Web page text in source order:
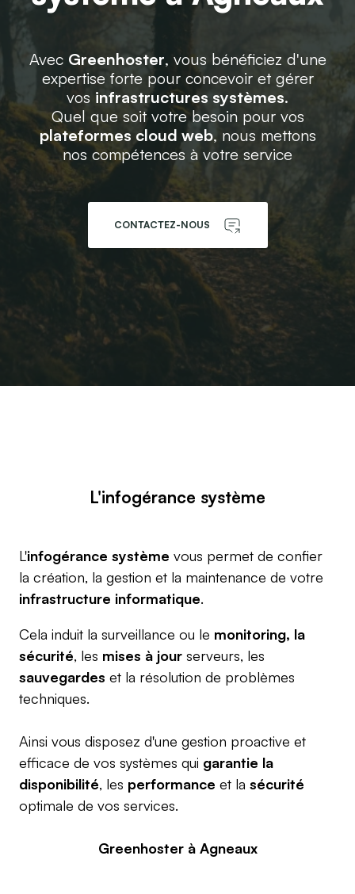
Avec Greenhoster, vous bénéficiez d'une
expertise forte pour concevoir et gérer
vos infrastructures systèmes.
Quel que soit votre besoin pour vos
plateformes cloud web, nous mettons
nos compétences à votre service
CONTACTEZ-NOUS
L'infogérance système
L'infogérance système vous permet de confier
la création, la gestion et la maintenance de votre
infrastructure informatique.
Cela induit la surveillance ou le monitoring, la
sécurité, les mises à jour serveurs, les
sauvegardes et la résolution de problèmes
techniques.
Ainsi vous disposez d'une gestion proactive et
efficace de vos systèmes qui garantie la
disponibilité, les performance et la sécurité
optimale de vos services.
Greenhoster à Agneaux